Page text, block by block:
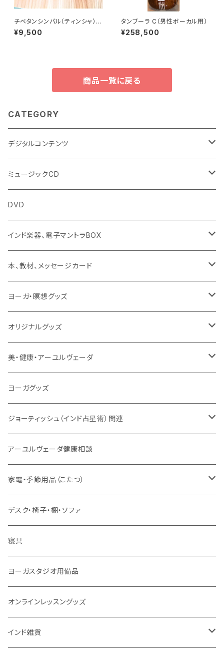
チベタンシンバル（ティンシャ）6.
5cm（法具の模様）
¥9,500
タンブーラ C（男性ボーカル用）
¥258,500
商品一覧に戻る
CATEGORY
デジタルコンテンツ
チャンティング（マントラ）
ヨーガスートラ（オーディオ版）
ミュージック
動画
本／資料（PDFデータ）
トウドウ作品
ミュージックCD
イミー・ウーイ
般若心経
マントラ（ヴェーダ）
イミー・ウーイ・メッセージ
ヴェーダプラカーシャ・トウドウ
サンスクリット讃歌、叙事詩
インド古典音楽
ほか
DVD
インド楽器、電子マントラBOX
タンブーラ（オンデマンド/海外直送）
電子タンブーラ
マントラBOX
本、教材、メッセージカード
本
ヴェーダプラカーシャ・トウドウ著作
サンスクリット教材
ヨーガ・瞑想グッズ
シンギングボール
チベタンベル、ティンシャ
線香
法具・珠数・神仏象
ヤントラ
宝石
雑貨
ブランケット
オリジナルグッズ
Tシャツ
VEDAヤントラロゴ入り
スマホケース
VEDA CENTER ヤントラロゴ入り
美・健康・アーユルヴェーダ
健康全般/アーユルヴェーダ
ボディケア
ヘアケア
アイドロップ
点鼻オイル
オーガニック・アーユルヴェーダ
ヨーガ / 瞑想
毎日の生活目的
女性ケア
男性ケア
ヨーガグッズ
ジョーティッシュ（インド占星術）関連
総合相談
３問コース
５問コース
相性診断
長期予測
誕生時間選定
大まかな誕生時間
誕生時間不明
ヤジニャ / 宝石 / マントラ / 名付け
吉日選定
アーユルヴェーダ健康相談
家電・季節用品（こたつ）
季節・空調家電
こたつ・こたつ用品
デスク・椅子・棚・ソファ
寝具
ヨーガスタジオ用備品
オンラインレッスングッズ
インド雑貨